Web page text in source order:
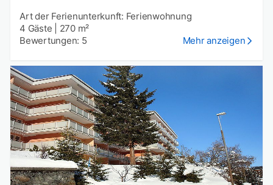
Art der Ferienunterkunft: Ferienwohnung
4 Gäste
270 m²
Bewertungen: 5
Mehr anzeigen